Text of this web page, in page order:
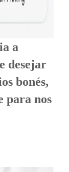
a
desejar
bonés,
para nos